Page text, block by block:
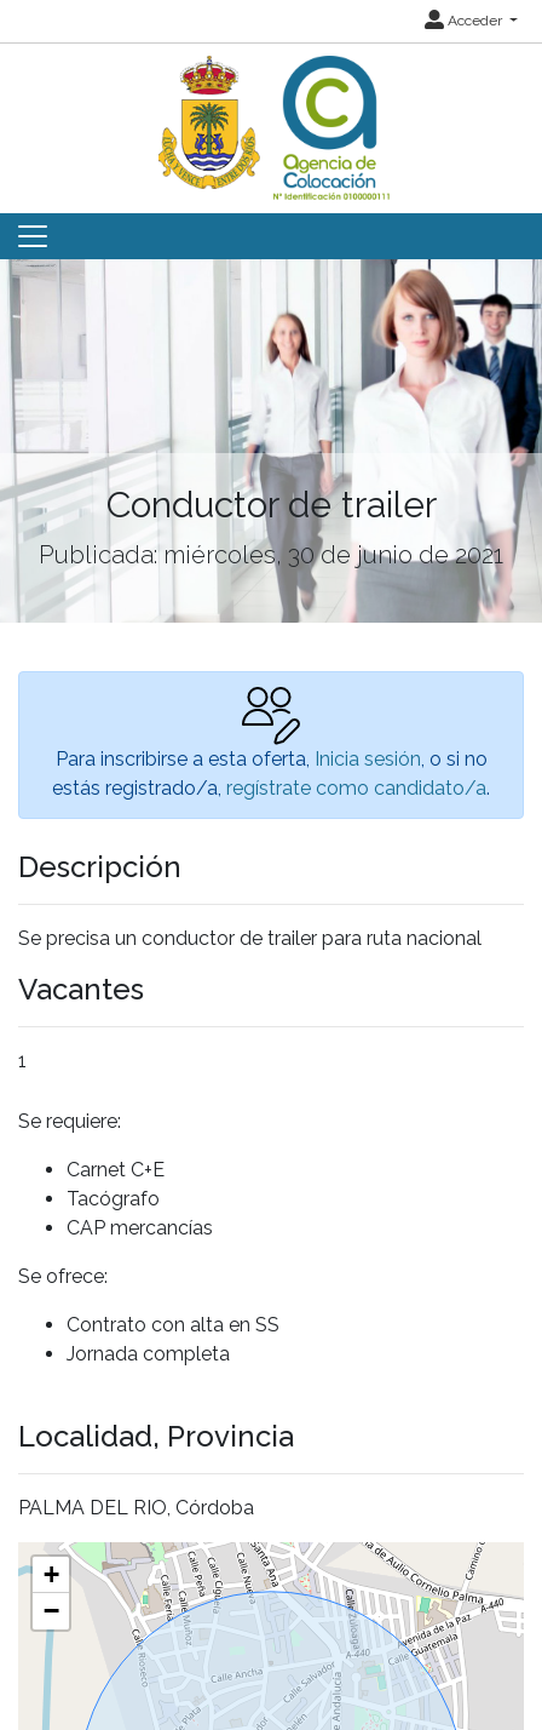
Acceder
Conductor de trailer
Publicada: miércoles, 30 de junio de 2021
Para inscribirse a esta oferta, Inicia sesión , o si no
estás registrado/a, regístrate como candidato/a.
Descripción
Se precisa un conductor de trailer para ruta nacional
Vacantes
1
Se requiere:
Carnet C+E
Tacógrafo
CAP mercancías
Se ofrece:
Contrato con alta en SS
Jornada completa
Localidad, Provincia
PALMA DEL RIO, Córdoba
+
−